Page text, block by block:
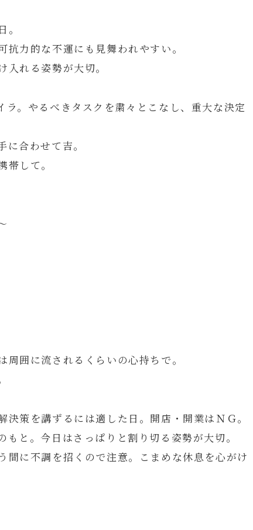
力的な不運にも見舞われやすい。
れる姿勢が大切。
。やるべきタスクを粛々とこなし、重大な決定
合わせて吉。
して。
囲に流されるくらいの心持ちで。
策を講ずるには適した日。開店・開業はＮＧ。
と。今日はさっぱりと割り切る姿勢が大切。
に不調を招くので注意。こまめな休息を心がけ